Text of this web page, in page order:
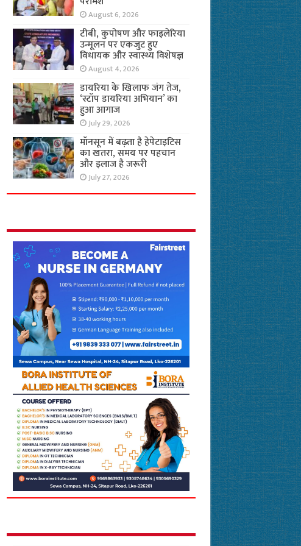
August 6, 2026
टीबी, कुपोषण और फाइलेरिया
उन्मूलन पर एकजुट हुए
विधायक और स्वास्थ्य विशेषज्ञ
August 4, 2026
डायरिया के खिलाफ जंग तेज,
‘स्टॉप डायरिया अभियान’ का
हुआ आगाज
July 29, 2026
मॉनसून में बढ़ता है हेपेटाइटिस
का खतरा, समय पर पहचान
और इलाज है जरूरी
July 27, 2026